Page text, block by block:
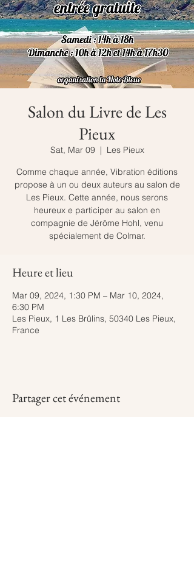
Salon du Livre de Les
Pieux
Sat, Mar 09
  |
Les Pieux
Comme chaque année, Vibration éditions
propose à un ou deux auteurs au salon de
Les Pieux. Cette année, nous serons
heureux e participer au salon en
compagnie de Jérôme Hohl, venu
spécialement de Colmar.
Heure et lieu
Mar 09, 2024, 1:30 PM – Mar 10, 2024,
6:30 PM
Les Pieux, 1 Les Brûlins, 50340 Les Pieux,
France
Partager cet événement